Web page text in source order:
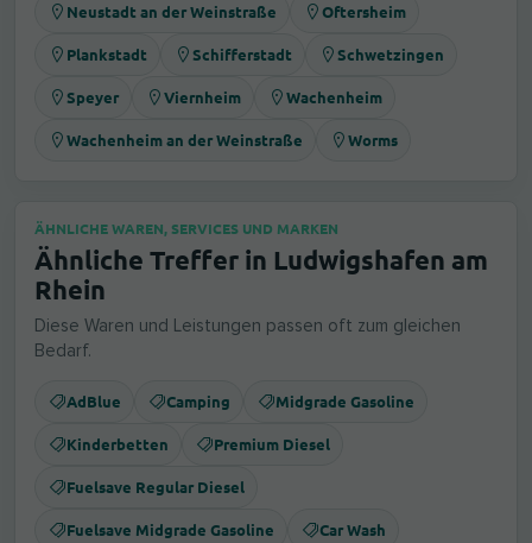
Neustadt an der Weinstraße Oftersheim
Plankstadt Schifferstadt Schwetzingen
Speyer Viernheim Wachenheim
Wachenheim an der Weinstraße Worms
ÄHNLICHE WAREN, SERVICES UND MARKEN
Ähnliche Treffer in Ludwigshafen am
Rhein
Diese Waren und Leistungen passen oft zum gleichen
Bedarf.
AdBlue Camping Midgrade Gasoline
Kinderbetten Premium Diesel
Fuelsave Regular Diesel
Fuelsave Midgrade Gasoline Car Wash